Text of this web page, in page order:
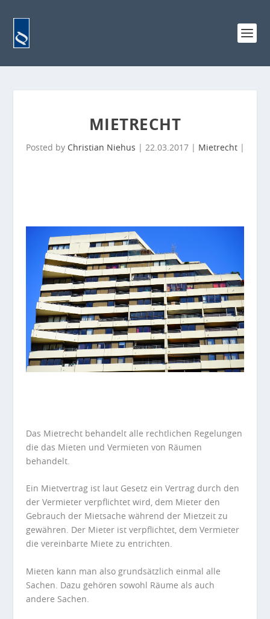
MIETRECHT
Posted by Christian Niehus | 22.03.2017| Mietrecht|
Das Mietrecht behandelt alle rechtlichen Regelungen
die das Mieten und Vermieten von Räumen
behandelt.
Ein Mietvertrag ist laut Gesetz ein Vertrag durch den
der Vermieter verpflichtet wird, dem Mieter den
Gebrauch der Mietsache während der Mietzeit zu
gewähren. Der Mieter ist verpflichtet, dem Vermieter
die vereinbarte Miete zu entrichten.
Mieten kann man also grundsätzlich einmal alle
Sachen. Dazu gehören sowohl Räume als auch
andere Sachen.